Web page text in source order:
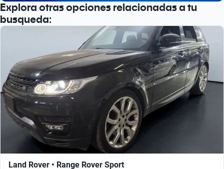
Explora otras opciones relacionadas a tu
busqueda:
Land Rover • Range Rover Sport